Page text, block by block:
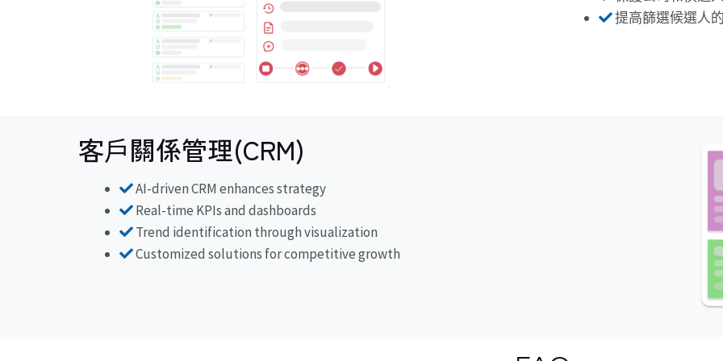
提高篩選候選人
客戶關係管理(CRM)
AI-driven CRM enhances strategy
Real-time KPIs and dashboards
Trend identification through visualization
Customized solutions for competitive growth